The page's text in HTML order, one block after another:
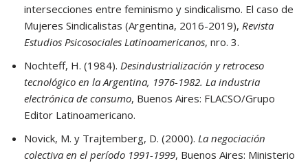
intersecciones entre feminismo y sindicalismo. El caso de
Mujeres Sindicalistas (Argentina, 2016-2019), Revista
Estudios Psicosociales Latinoamericanos, nro. 3.
Nochteff, H. (1984). Desindustrialización y retroceso
tecnológico en la Argentina, 1976-1982. La industria
electrónica de consumo, Buenos Aires: FLACSO/Grupo
Editor Latinoamericano.
Novick, M. y Trajtemberg, D. (2000). La negociación
colectiva en el período 1991-1999, Buenos Aires: Ministerio